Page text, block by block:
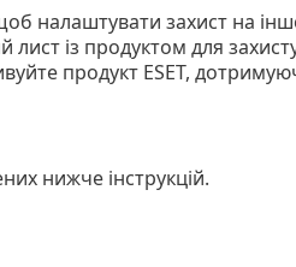
налаштувати захист на
лист із продуктом для
продукт ESET,
нижче інструкцій.